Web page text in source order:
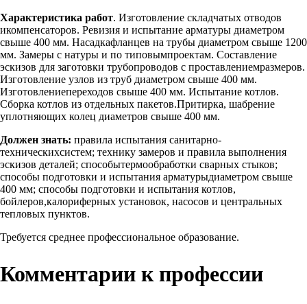
Характеристика работ. Изготовление складчатых отводов
икомпенсаторов. Ревизия и испытание арматуры диаметром
свыше 400 мм. Насадкафланцев на трубы диаметром свыше 1200
мм. Замеры с натуры и по типовымпроектам. Составление
эскизов для заготовки трубопроводов с проставлениемразмеров.
Изготовление узлов из труб диаметром свыше 400 мм.
Изготовлениепереходов свыше 400 мм. Испытание котлов.
Сборка котлов из отдельных пакетов.Притирка, шабрение
уплотняющих колец диаметров свыше 400 мм.
Должен знать: правила испытания санитарно-
техническихсистем; технику замеров и правила выполнения
эскизов деталей; способытермообработки сварных стыков;
способы подготовки и испытания арматурыдиаметром свыше
400 мм; способы подготовки и испытания котлов,
бойлеров,калориферных установок, насосов и центральных
тепловых пунктов.
Требуется среднее профессиональное образование.
Комментарии к профессии